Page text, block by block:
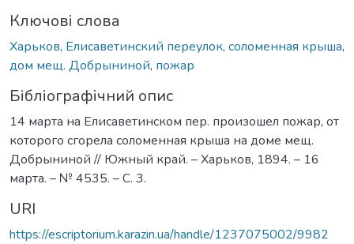
Ключові слова
Харьков, Елисаветинский переулок, соломенная крыша,
дом мещ. Добрыниной, пожар
Бібліографічний опис
14 марта на Елисаветинском пер. произошел пожар, от
которого сгорела соломенная крыша на доме мещ.
Добрыниной // Южный край. – Харьков, 1894. – 16
марта. – № 4535. – С. 3.
URI
https://escriptorium.karazin.ua/handle/1237075002/9982